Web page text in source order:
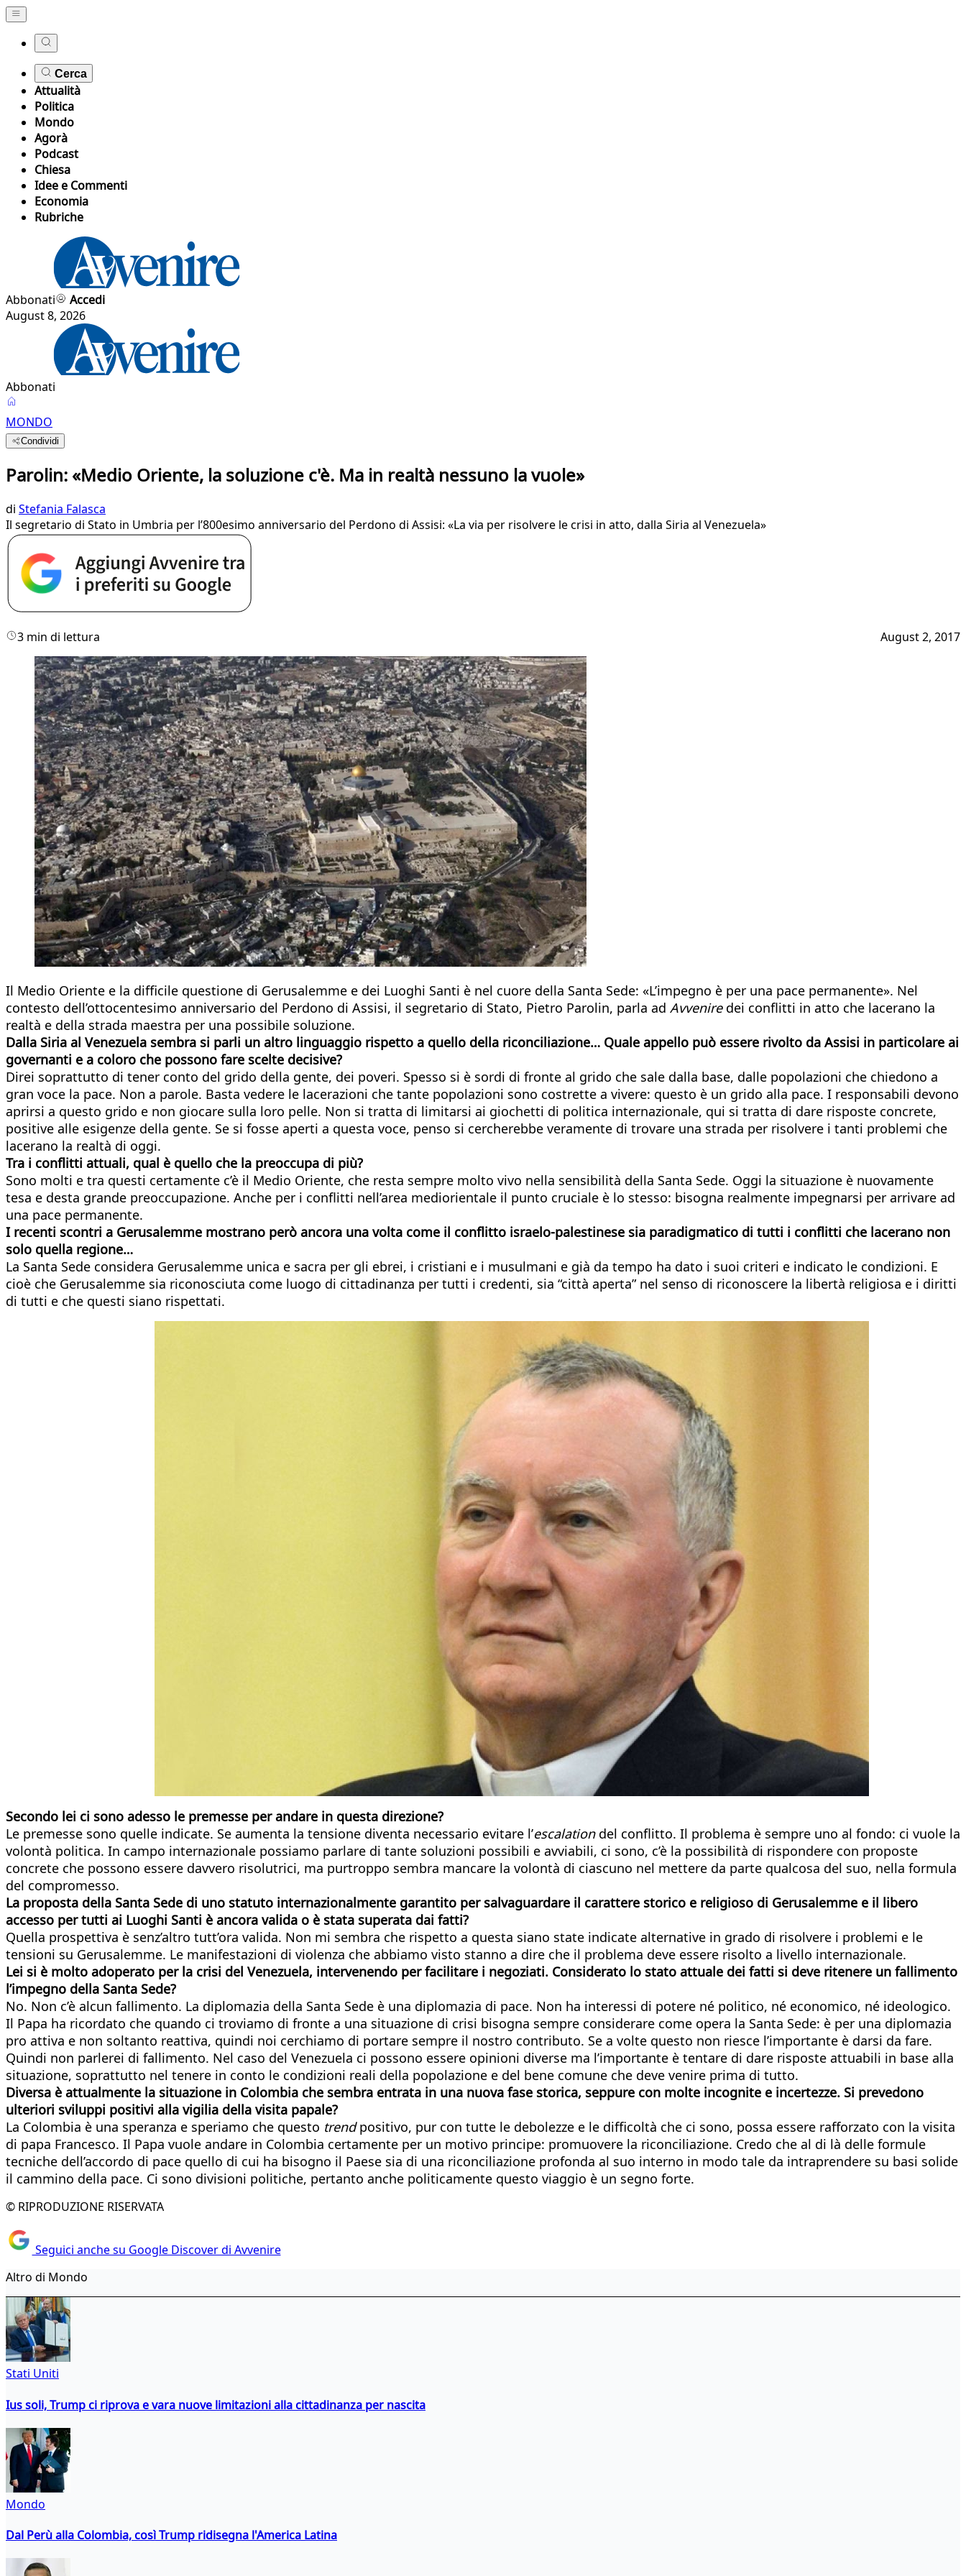
Cerca
Attualità
Politica
Mondo
Agorà
Podcast
Chiesa
Idee e Commenti
Economia
Rubriche
Abbonati
Accedi
August 8, 2026
Abbonati
MONDO
Condividi
Parolin: «Medio Oriente, la soluzione c'è. Ma in realtà nessuno la vuole»
di Stefania Falasca
Il segretario di Stato in Umbria per l’800esimo anniversario del Perdono di Assisi: «La via per risolvere le crisi in atto, dalla Siria al Venezuela»
3 min di lettura August 2, 2017
Il Medio Oriente e la difficile questione di Gerusalemme e dei Luoghi Santi è nel cuore della Santa Sede: «L’impegno è per una pace permanente». Nel
contesto dell’ottocentesimo anniversario del Perdono di Assisi, il segretario di Stato, Pietro Parolin, parla ad Avveniredei conflitti in atto che lacerano la
realtà e della strada maestra per una possibile soluzione.
Dalla Siria al Venezuela sembra si parli un altro linguaggio rispetto a quello della riconciliazione… Quale appello può essere rivolto da Assisi in particolare ai
governanti e a coloro che possono fare scelte decisive?
Direi soprattutto di tener conto del grido della gente, dei poveri. Spesso si è sordi di fronte al grido che sale dalla base, dalle popolazioni che chiedono a
gran voce la pace. Non a parole. Basta vedere le lacerazioni che tante popolazioni sono costrette a vivere: questo è un grido alla pace. I responsabili devono
aprirsi a questo grido e non giocare sulla loro pelle. Non si tratta di limitarsi ai giochetti di politica internazionale, qui si tratta di dare risposte concrete,
positive alle esigenze della gente. Se si fosse aperti a questa voce, penso si cercherebbe veramente di trovare una strada per risolvere i tanti problemi che
lacerano la realtà di oggi.
Tra i conflitti attuali, qual è quello che la preoccupa di più?
Sono molti e tra questi certamente c’è il Medio Oriente, che resta sempre molto vivo nella sensibilità della Santa Sede. Oggi la situazione è nuovamente
tesa e desta grande preoccupazione. Anche per i conflitti nell’area mediorientale il punto cruciale è lo stesso: bisogna realmente impegnarsi per arrivare ad
una pace permanente.
I recenti scontri a Gerusalemme mostrano però ancora una volta come il conflitto israelo-palestinese sia paradigmatico di tutti i conflitti che lacerano non
solo quella regione…
La Santa Sede considera Gerusalemme unica e sacra per gli ebrei, i cristiani e i musulmani e già da tempo ha dato i suoi criteri e indicato le condizioni. E
cioè che Gerusalemme sia riconosciuta come luogo di cittadinanza per tutti i credenti, sia “città aperta” nel senso di riconoscere la libertà religiosa e i diritti
di tutti e che questi siano rispettati.
Secondo lei ci sono adesso le premesse per andare in questa direzione?
Le premesse sono quelle indicate. Se aumenta la tensione diventa necessario evitare l’escalation del conflitto. Il problema è sempre uno al fondo: ci vuole la
volontà politica. In campo internazionale possiamo parlare di tante soluzioni possibili e avviabili, ci sono, c’è la possibilità di rispondere con proposte
concrete che possono essere davvero risolutrici, ma purtroppo sembra mancare la volontà di ciascuno nel mettere da parte qualcosa del suo, nella formula
del compromesso.
La proposta della Santa Sede di uno statuto internazionalmente garantito per salvaguardare il carattere storico e religioso di Gerusalemme e il libero
accesso per tutti ai Luoghi Santi è ancora valida o è stata superata dai fatti?
Quella prospettiva è senz’altro tutt’ora valida. Non mi sembra che rispetto a questa siano state indicate alternative in grado di risolvere i problemi e le
tensioni su Gerusalemme. Le manifestazioni di violenza che abbiamo visto stanno a dire che il problema deve essere risolto a livello internazionale.
Lei si è molto adoperato per la crisi del Venezuela, intervenendo per facilitare i negoziati. Considerato lo stato attuale dei fatti si deve ritenere un fallimento
l’impegno della Santa Sede?
No. Non c’è alcun fallimento. La diplomazia della Santa Sede è una diplomazia di pace. Non ha interessi di potere né politico, né economico, né ideologico.
Il Papa ha ricordato che quando ci troviamo di fronte a una situazione di crisi bisogna sempre considerare come opera la Santa Sede: è per una diplomazia
pro attiva e non soltanto reattiva, quindi noi cerchiamo di portare sempre il nostro contributo. Se a volte questo non riesce l’importante è darsi da fare.
Quindi non parlerei di fallimento. Nel caso del Venezuela ci possono essere opinioni diverse ma l’importante è tentare di dare risposte attuabili in base alla
situazione, soprattutto nel tenere in conto le condizioni reali della popolazione e del bene comune che deve venire prima di tutto.
Diversa è attualmente la situazione in Colombia che sembra entrata in una nuova fase storica, seppure con molte incognite e incertezze. Si prevedono
ulteriori sviluppi positivi alla vigilia della visita papale?
La Colombia è una speranza e speriamo che questo trendpositivo, pur con tutte le debolezze e le difficoltà che ci sono, possa essere rafforzato con la visita
di papa Francesco. Il Papa vuole andare in Colombia certamente per un motivo principe: promuovere la riconciliazione. Credo che al di là delle formule
tecniche dell’accordo di pace quello di cui ha bisogno il Paese sia di una riconciliazione profonda al suo interno in modo tale da intraprendere su basi solide
il cammino della pace. Ci sono divisioni politiche, pertanto anche politicamente questo viaggio è un segno forte.
© RIPRODUZIONE RISERVATA
Seguici anche su Google Discover di Avvenire
Altro di Mondo
Stati Uniti
Ius soli, Trump ci riprova e vara nuove limitazioni alla cittadinanza per nascita
Mondo
Dal Perù alla Colombia, così Trump ridisegna l'America Latina